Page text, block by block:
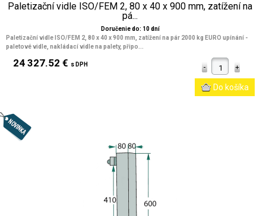
Paletizační vidle ISO/FEM 2, 80 x 40 x 900 mm, zatížení na
pá...
Doručenie do: 10 dní
Paletizační vidle ISO/FEM 2, 80 x 40 x 900 mm, zatížení na pár 2000 kg EURO upínání -
paletové vidle, nakládací vidle na palety, připo...
24 327.52 € s DPH